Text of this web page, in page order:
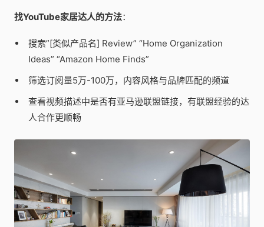
找YouTube家居达人的方法：
搜索”[类似产品名] Review” “Home Organization
Ideas” “Amazon Home Finds”
筛选订阅量5万-100万，内容风格与品牌匹配的频道
查看视频描述中是否有亚马逊联盟链接，有联盟经验的达
人合作更顺畅